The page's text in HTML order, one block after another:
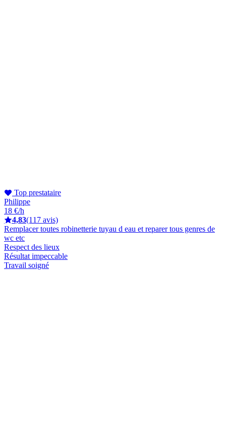
Top prestataire
Philippe
18 €/h
4,83(117 avis)
Remplacer toutes robinetterie tuyau d eau et reparer tous genres de
wc etc
Respect des lieux
Résultat impeccable
Travail soigné